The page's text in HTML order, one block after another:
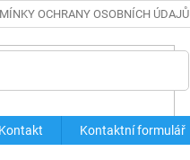
OCHRANY OSOBNÍCH ÚDAJŮ
Kontakt Kontaktní formulář